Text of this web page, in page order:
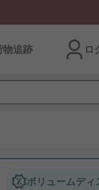
物追跡 ロ
ボリュームディ